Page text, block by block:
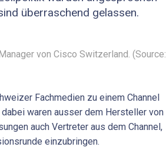
überraschend gelassen.
von Cisco Switzerland. (Source:
Fachmedien zu einem Channel
waren ausser dem Hersteller von
auch Vertreter aus dem Channel,
einzubringen.